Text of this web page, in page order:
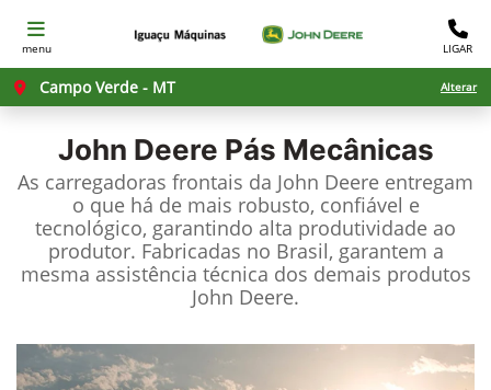
menu LIGAR
Campo Verde - MT Alterar
John Deere Pás Mecânicas
As carregadoras frontais da John Deere entregam
o que há de mais robusto, confiável e
tecnológico, garantindo alta produtividade ao
produtor. Fabricadas no Brasil, garantem a
mesma assistência técnica dos demais produtos
John Deere.